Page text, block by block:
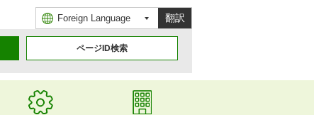
翻訳
ページID検索